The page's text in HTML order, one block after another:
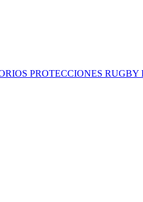
PROTECCIONES RUGBY